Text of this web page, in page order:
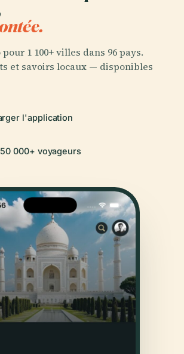
1 100+ villes dans 96 pays.
et savoirs locaux — disponibles
l'application
000+ voyageurs